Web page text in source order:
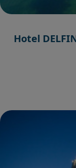
Hotel